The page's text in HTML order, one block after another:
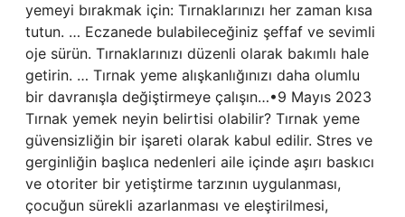
yemeyi bırakmak için: Tırnaklarınızı her zaman kısa
tutun. … Eczanede bulabileceğiniz şeffaf ve sevimli
oje sürün. Tırnaklarınızı düzenli olarak bakımlı hale
getirin. … Tırnak yeme alışkanlığınızı daha olumlu
bir davranışla değiştirmeye çalışın…•9 Mayıs 2023
Tırnak yemek neyin belirtisi olabilir? Tırnak yeme
güvensizliğin bir işareti olarak kabul edilir. Stres ve
gerginliğin başlıca nedenleri aile içinde aşırı baskıcı
ve otoriter bir yetiştirme tarzının uygulanması,
çocuğun sürekli azarlanması ve eleştirilmesi,